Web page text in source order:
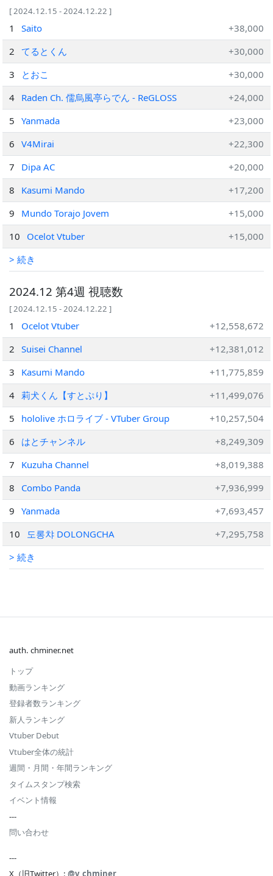
[ 2024.12.15 - 2024.12.22 ]
1 Saito
+38,000
2
てるとくん
+30,000
3
とおこ
+30,000
4 Raden Ch. 儒烏風亭らでん ‐ ReGLOSS
+24,000
5
Yanmada
+23,000
6
V4Mirai
+22,300
7
Dipa AC
+20,000
8
Kasumi Mando
+17,200
9
Mundo Torajo Jovem
+15,000
10
Ocelot Vtuber
+15,000
> 続き
2024.12 第4週 視聴数
[ 2024.12.15 - 2024.12.22 ]
1 Ocelot Vtuber
+12,558,672
2
Suisei Channel
+12,381,012
3
Kasumi Mando
+11,775,859
4 莉犬くん【すとぷり】
+11,499,076
5
hololive ホロライブ - VTuber Group
+10,257,504
6
はとチャンネル
+8,249,309
7
Kuzuha Channel
+8,019,388
8
Combo Panda
+7,936,999
9
Yanmada
+7,693,457
10
도롱챠 DOLONGCHA
+7,295,758
> 続き
auth. chminer.net
トップ
動画ランキング
登録者数ランキング
新人ランキング
Vtuber Debut
Vtuber全体の統計
週間・月間・年間ランキング
タイムスタンプ検索
イベント情報
---
問い合わせ
---
X（旧Twitter）: @v_chminer